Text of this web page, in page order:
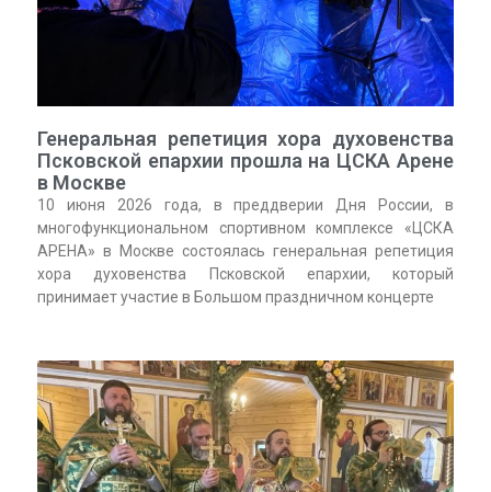
Генеральная репетиция хора духовенства
Псковской епархии прошла на ЦСКА Арене
в Москве
10 июня 2026 года, в преддверии Дня России, в
многофункциональном спортивном комплексе «ЦСКА
АРЕНА» в Москве состоялась генеральная репетиция
хора духовенства Псковской епархии, который
принимает участие в Большом праздничном концерте